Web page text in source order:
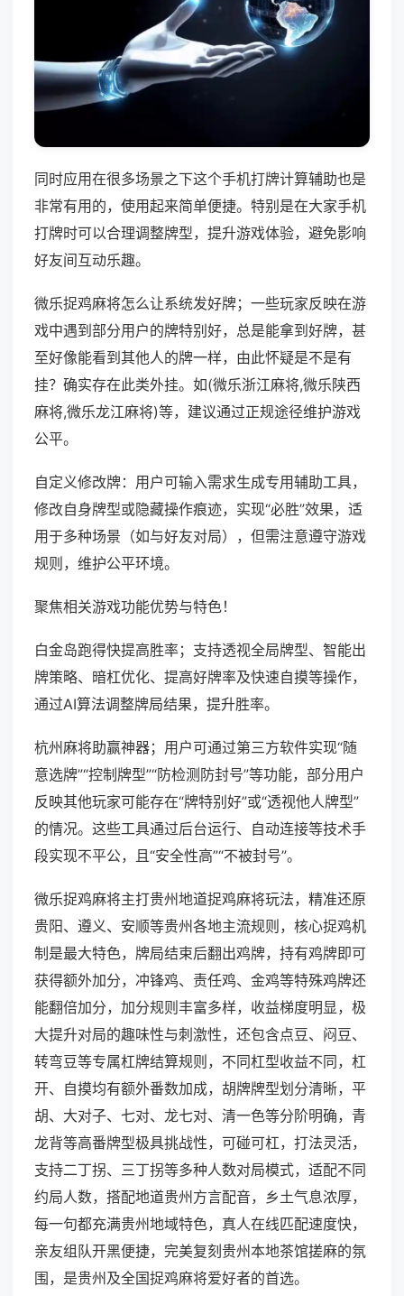
同时应用在很多场景之下这个手机打牌计算辅助也是
非常有用的，使用起来简单便捷。特别是在大家手机
打牌时可以合理调整牌型，提升游戏体验，避免影响
好友间互动乐趣。
微乐捉鸡麻将怎么让系统发好牌；一些玩家反映在游
戏中遇到部分用户的牌特别好，总是能拿到好牌，甚
至好像能看到其他人的牌一样，由此怀疑是不是有
挂？确实存在此类外挂。如(微乐浙江麻将,微乐陕西
麻将,微乐龙江麻将)等，建议通过正规途径维护游戏
公平。
自定义修改牌：用户可输入需求生成专用辅助工具，
修改自身牌型或隐藏操作痕迹，实现“必胜”效果，适
用于多种场景（如与好友对局），但需注意遵守游戏
规则，维护公平环境。
聚焦相关游戏功能优势与特色！
白金岛跑得快提高胜率；支持透视全局牌型、智能出
牌策略、暗杠优化、提高好牌率及快速自摸等操作，
通过AI算法调整牌局结果，提升胜率。
杭州麻将助赢神器；用户可通过第三方软件实现“随
意选牌”“控制牌型”“防检测防封号”等功能，部分用户
反映其他玩家可能存在“牌特别好”或“透视他人牌型”
的情况。这些工具通过后台运行、自动连接等技术手
段实现不平公，且“安全性高”“不被封号”。
微乐捉鸡麻将主打贵州地道捉鸡麻将玩法，精准还原
贵阳、遵义、安顺等贵州各地主流规则，核心捉鸡机
制是最大特色，牌局结束后翻出鸡牌，持有鸡牌即可
获得额外加分，冲锋鸡、责任鸡、金鸡等特殊鸡牌还
能翻倍加分，加分规则丰富多样，收益梯度明显，极
大提升对局的趣味性与刺激性，还包含点豆、闷豆、
转弯豆等专属杠牌结算规则，不同杠型收益不同，杠
开、自摸均有额外番数加成，胡牌牌型划分清晰，平
胡、大对子、七对、龙七对、清一色等分阶明确，青
龙背等高番牌型极具挑战性，可碰可杠，打法灵活，
支持二丁拐、三丁拐等多种人数对局模式，适配不同
约局人数，搭配地道贵州方言配音，乡土气息浓厚，
每一句都充满贵州地域特色，真人在线匹配速度快，
亲友组队开黑便捷，完美复刻贵州本地茶馆搓麻的氛
围，是贵州及全国捉鸡麻将爱好者的首选。